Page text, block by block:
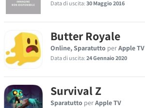
Data di uscita:30 Maggio 2016
Butter Royale
Online, Sparatutto perApple TV
Data di uscita:24 Gennaio 2020
Survival Z
Sparatutto perApple TV